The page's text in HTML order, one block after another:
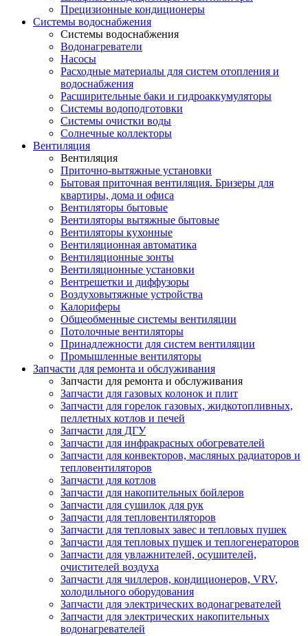
Прецизионные кондиционеры
Системы водоснабжения
Системы водоснабжения
Водонагреватели
Насосы
Расходные материалы для систем отопления и
водоснабжения
Расширительные баки и гидроаккумуляторы
Системы водоподготовки
Системы очистки воды
Солнечные коллекторы
Вентиляция
Вентиляция
Приточно-вытяжные установки
Бытовая приточная вентиляция. Бризеры для
квартиры, дома и офиса
Вентиляторы бытовые
Вентиляторы вытяжные бытовые
Вентиляторы кухонные
Вентиляционная автоматика
Вентиляционные зонты
Вентиляционные установки
Вентрешетки и диффузоры
Воздуховытяжные устройства
Калориферы
Общеобменные системы вентиляции
Потолочные вентиляторы
Принадлежности для систем вентиляции
Промышленные вентиляторы
Запчасти для ремонта и обслуживания
Запчасти для ремонта и обслуживания
Запчасти для газовых колонок и плит
Запчасти для горелок газовых, жидкотопливных,
пеллетных котлов и печей
Запчасти для ДГУ
Запчасти для инфракрасных обогревателей
Запчасти для конвекторов, масляных радиаторов и
тепловентиляторов
Запчасти для котлов
Запчасти для накопительных бойлеров
Запчасти для сушилок для рук
Запчасти для тепловентиляторов
Запчасти для тепловых завес и тепловых пушек
Запчасти для тепловых пушек и теплогенераторов
Запчасти для увлажнителей, осушителей,
очистителей воздуха
Запчасти для чиллеров, кондиционеров, VRV,
холодильного оборудования
Запчасти для электрических водонагревателей
Запчасти для электрических накопительных
водонагревателей